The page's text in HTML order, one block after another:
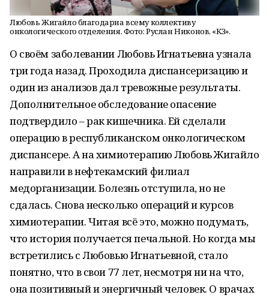
Любовь Жигайло благодарна всему коллективу
онкологического отделения. Фото: Руслан Никонов, «КЗ».
О своём заболевании Любовь Игнатьевна узнала
три года назад. Проходила диспансеризацию и
один из анализов дал тревожные результаты.
Дополнительное обследование опасение
подтвердило – рак кишечника. Ей сделали
операцию в республиканском онкологическом
диспансере. А на химиотерапию Любовь Жигайло
направили в нефтекамский филиал
медорганизации. Болезнь отступила, но не
сдалась. Снова несколько операций и курсов
химиотерапии. Читая всё это, можно подумать,
что история получается печальной. Но когда мы
встретились с Любовью Игнатьевной, стало
понятно, что в свои 77 лет, несмотря ни на что,
она позитивный и энергичный человек. О врачах